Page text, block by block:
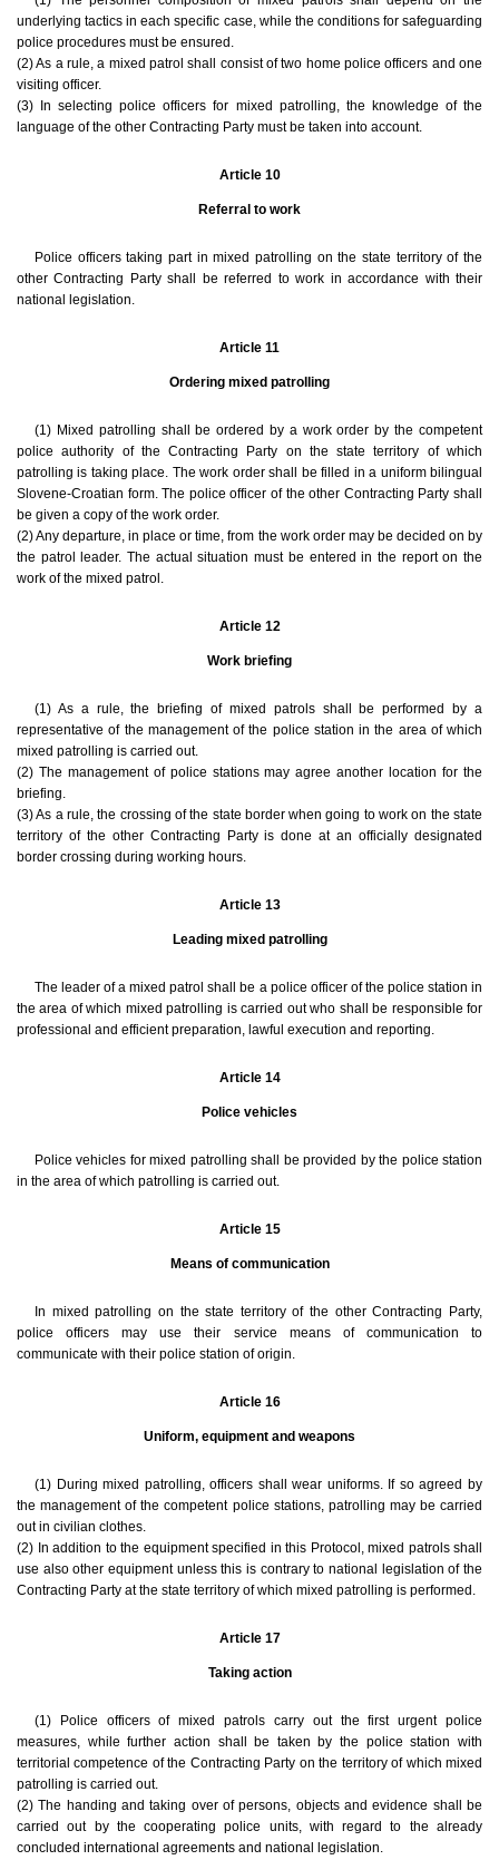
underlying tactics in each specific case, while the conditions for safeguarding
police procedures must be ensured.
(2) As a rule, a mixed patrol shall consist of two home police officers and one
visiting officer.
(3) In selecting police officers for mixed patrolling, the knowledge of the
language of the other Contracting Party must be taken into account.
Article 10
Referral to work
Police officers taking part in mixed patrolling on the state territory of the
other Contracting Party shall be referred to work in accordance with their
national legislation.
Article 11
Ordering mixed patrolling
(1) Mixed patrolling shall be ordered by a work order by the competent
police authority of the Contracting Party on the state territory of which
patrolling is taking place. The work order shall be filled in a uniform bilingual
Slovene-Croatian form. The police officer of the other Contracting Party shall
be given a copy of the work order.
(2) Any departure, in place or time, from the work order may be decided on by
the patrol leader. The actual situation must be entered in the report on the
work of the mixed patrol.
Article 12
Work briefing
(1) As a rule, the briefing of mixed patrols shall be performed by a
representative of the management of the police station in the area of which
mixed patrolling is carried out.
(2) The management of police stations may agree another location for the
briefing.
(3) As a rule, the crossing of the state border when going to work on the state
territory of the other Contracting Party is done at an officially designated
border crossing during working hours.
Article 13
Leading mixed patrolling
The leader of a mixed patrol shall be a police officer of the police station in
the area of which mixed patrolling is carried out who shall be responsible for
professional and efficient preparation, lawful execution and reporting.
Article 14
Police vehicles
Police vehicles for mixed patrolling shall be provided by the police station
in the area of which patrolling is carried out.
Article 15
Means of communication
In mixed patrolling on the state territory of the other Contracting Party,
police officers may use their service means of communication to
communicate with their police station of origin.
Article 16
Uniform, equipment and weapons
(1) During mixed patrolling, officers shall wear uniforms. If so agreed by
the management of the competent police stations, patrolling may be carried
out in civilian clothes.
(2) In addition to the equipment specified in this Protocol, mixed patrols shall
use also other equipment unless this is contrary to national legislation of the
Contracting Party at the state territory of which mixed patrolling is performed.
Article 17
Taking action
(1) Police officers of mixed patrols carry out the first urgent police
measures, while further action shall be taken by the police station with
territorial competence of the Contracting Party on the territory of which mixed
patrolling is carried out.
(2) The handing and taking over of persons, objects and evidence shall be
carried out by the cooperating police units, with regard to the already
concluded international agreements and national legislation.